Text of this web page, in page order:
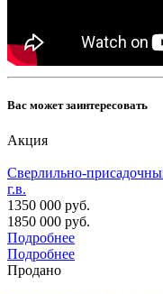
Вас может заинтересовать
Акция
Сверлильно-
г.в.
1350 000 руб.
1850 000 руб.
Подробнее
Подробнее
Продано